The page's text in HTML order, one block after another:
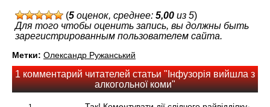
(5 оценок, среднее: 5,00 из 5)
Для того чтобы оценить запись, вы должны быть
зарегистрированным пользователем сайта.
Метки: Олександр Ружанський
1 комментарий читателей статьи "Iнфузорія вийшла з
алкогольної коми"